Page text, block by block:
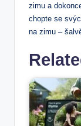
zimu a
chopte se
na zimu –